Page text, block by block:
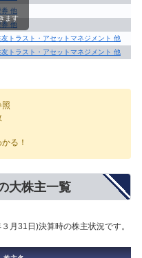
券 他
券 他
友トラスト・アセットマネジメント 他
友トラスト・アセットマネジメント 他
ます
照
る！
大株主一覧
31日)決算時の株主状況です。